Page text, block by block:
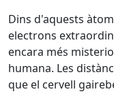
Dins d'aquests
electrons
encara més
humana. Les
que el cervell